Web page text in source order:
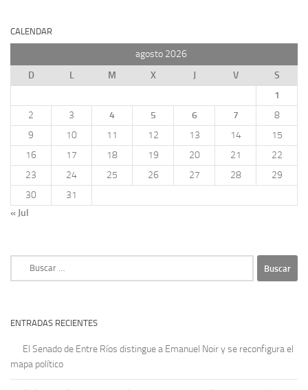
CALENDAR
agosto 2026
D
L M X J V
S
1
2
3 4 5 6 7
8
9
10 11 12 13 14
15
16
17 18 19 20 21
22
23
24 25 26 27 28
29
30
31
« Jul
ENTRADAS RECIENTES
El Senado de Entre Ríos distingue a Emanuel Noir y se reconfigura el
mapa político